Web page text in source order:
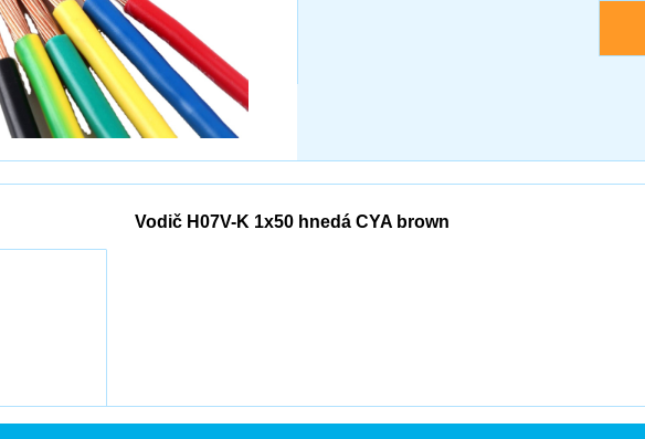
Vodič H07V-K 1x50 hnedá CYA brown